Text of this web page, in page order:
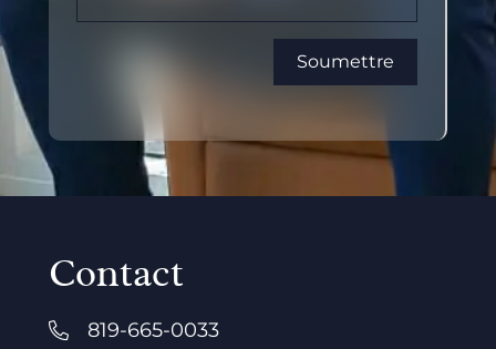
Contact
819-665-0033